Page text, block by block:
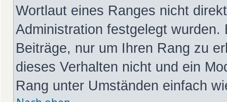
Wortlaut eines Ranges nicht
Administration festgelegt
Beiträge, nur um Ihren Rang zu
dieses Verhalten nicht und ein
Rang unter Umständen einfach